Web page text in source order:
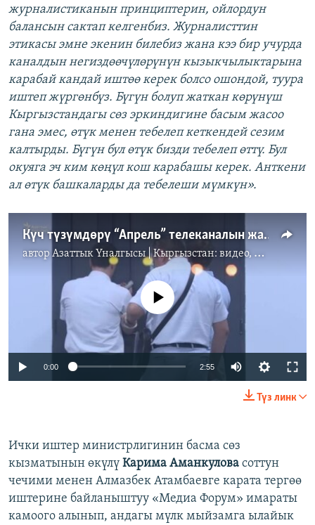
журналистиканын принциптерин, ойлордун
балансын сактап келгенбиз. Журналисттин
этикасы эмне экенин билебиз жана кээ бир учурда
каналдын негиздөөчүлөрүнүн кызыкчылыктарына
карабай кандай иштөө керек болсо ошондой, туура
иштеп жүргөнбүз. Бүгүн болуп жаткан көрүнүш
Кыргызстандагы сөз эркиндигине басым жасоо
гана эмес, өтүк менен тебелеп кеткендей сезим
калтырды. Бүгүн бул өтүк бизди тебелеп өттү. Бул
окуяга эч ким көңүл кош карабашы керек. Анткени
ал өтүк башкаларды да тебелеши мүмкүн».
Күч түзүмдөрү “Апрель” телеканалын жапты
автор Азаттык Үналгысы | Кыргызстан: видео, фото, кабарлар
No media source currently available
0:00 2:55
Түз линк
​Ички иштер министрлигинин басма сөз
кызматынын өкүлү Карима Аманкулова соттун
чечими менен Алмазбек Атамбаевге карата тергөө
иштерине байланыштуу «Медиа Форум» имараты
камоого алынып, андагы мүлк мыйзамга ылайык